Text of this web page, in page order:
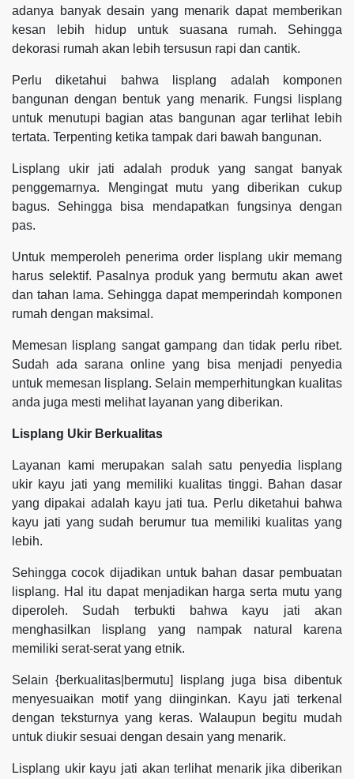
adanya banyak desain yang menarik dapat memberikan
kesan lebih hidup untuk suasana rumah. Sehingga
dekorasi rumah akan lebih tersusun rapi dan cantik.
Perlu diketahui bahwa lisplang adalah komponen
bangunan dengan bentuk yang menarik. Fungsi lisplang
untuk menutupi bagian atas bangunan agar terlihat lebih
tertata. Terpenting ketika tampak dari bawah bangunan.
Lisplang ukir jati adalah produk yang sangat banyak
penggemarnya. Mengingat mutu yang diberikan cukup
bagus. Sehingga bisa mendapatkan fungsinya dengan
pas.
Untuk memperoleh penerima order lisplang ukir memang
harus selektif. Pasalnya produk yang bermutu akan awet
dan tahan lama. Sehingga dapat memperindah komponen
rumah dengan maksimal.
Memesan lisplang sangat gampang dan tidak perlu ribet.
Sudah ada sarana online yang bisa menjadi penyedia
untuk memesan lisplang. Selain memperhitungkan kualitas
anda juga mesti melihat layanan yang diberikan.
Lisplang Ukir Berkualitas
Layanan kami merupakan salah satu penyedia lisplang
ukir kayu jati yang memiliki kualitas tinggi. Bahan dasar
yang dipakai adalah kayu jati tua. Perlu diketahui bahwa
kayu jati yang sudah berumur tua memiliki kualitas yang
lebih.
Sehingga cocok dijadikan untuk bahan dasar pembuatan
lisplang. Hal itu dapat menjadikan harga serta mutu yang
diperoleh. Sudah terbukti bahwa kayu jati akan
menghasilkan lisplang yang nampak natural karena
memiliki serat-serat yang etnik.
Selain {berkualitas|bermutu] lisplang juga bisa dibentuk
menyesuaikan motif yang diinginkan. Kayu jati terkenal
dengan teksturnya yang keras. Walaupun begitu mudah
untuk diukir sesuai dengan desain yang menarik.
Lisplang ukir kayu jati akan terlihat menarik jika diberikan